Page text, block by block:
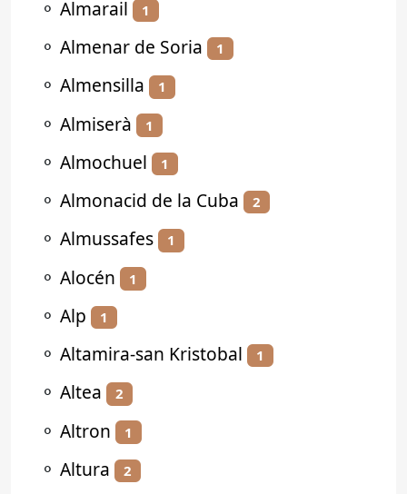
⚬ Almarail 1
⚬ Almenar de Soria 1
⚬ Almensilla 1
⚬ Almiserà 1
⚬ Almochuel 1
⚬ Almonacid de la Cuba 2
⚬ Almussafes 1
⚬ Alocén 1
⚬ Alp 1
⚬ Altamira-san Kristobal 1
⚬ Altea 2
⚬ Altron 1
⚬ Altura 2